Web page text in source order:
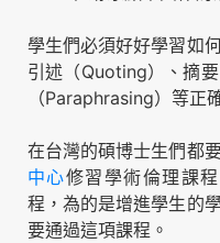
學生們必須好好學習如
引述（Quoting）、摘
（Paraphrasing）等正
在台灣的碩博士生們都
中心修習學術倫理課
程，為的是增進學生的
要通過這項課程。